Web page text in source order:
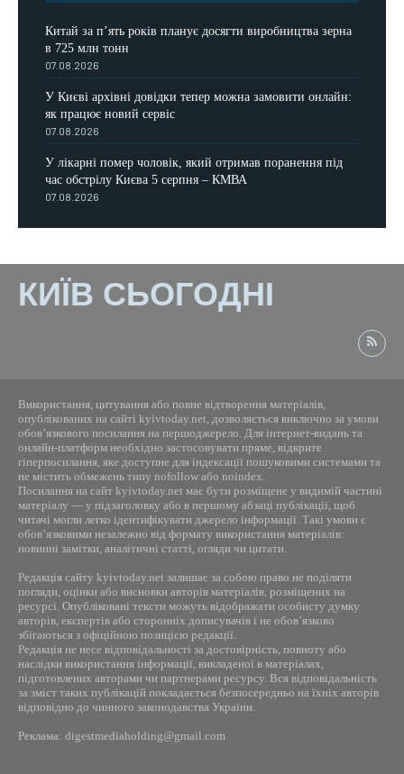
Китай за п’ять років планує досягти виробництва зерна
в 725 млн тонн
07.08.2026
У Києві архівні довідки тепер можна замовити онлайн:
як працює новий сервіс
07.08.2026
У лікарні помер чоловік, який отримав поранення під
час обстрілу Києва 5 серпня – КМВА
07.08.2026
КИЇВ СЬОГОДНІ
Використання, цитування або повне відтворення матеріалів,
опублікованих на сайті kyivtoday.net, дозволяється виключно за умови
обов’язкового посилання на першоджерело. Для інтернет-видань та
онлайн-платформ необхідно застосовувати пряме, відкрите
гіперпосилання, яке доступне для індексації пошуковими системами та
не містить обмежень типу nofollow або noindex.
Посилання на сайт kyivtoday.net має бути розміщене у видимій частині
матеріалу — у підзаголовку або в першому абзаці публікації, щоб
читачі могли легко ідентифікувати джерело інформації. Такі умови є
обов’язковими незалежно від формату використання матеріалів:
новинні замітки, аналітичні статті, огляди чи цитати.
Редакція сайту kyivtoday.net залишає за собою право не поділяти
погляди, оцінки або висновки авторів матеріалів, розміщених на
ресурсі. Опубліковані тексти можуть відображати особисту думку
авторів, експертів або сторонніх дописувачів і не обов’язково
збігаються з офіційною позицією редакції.
Редакція не несе відповідальності за достовірність, повноту або
наслідки використання інформації, викладеної в матеріалах,
підготовлених авторами чи партнерами ресурсу. Вся відповідальність
за зміст таких публікацій покладається безпосередньо на їхніх авторів
відповідно до чинного законодавства України.
Реклама: digestmediaholding@gmail.com